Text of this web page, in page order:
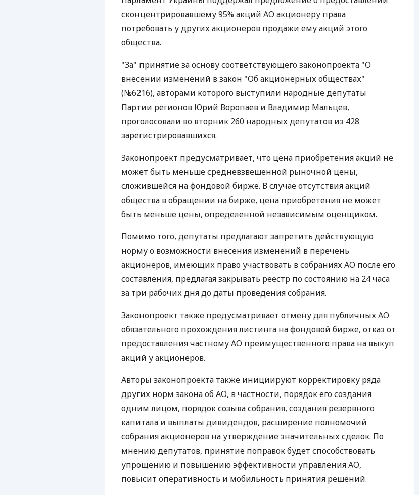
ЕЖЕМЕСЯЧНЫЙ ОБЗОР
КЕШБЭКА
сконцентрировавшему 95% акций АО акционеру права
потребовать у других акционеров продажи ему акций этого
общества.
"За" принятие за основу соответствующего законопроекта "О
внесении изменений в закон "Об акционерных обществах"
(№6216), авторами которого выступили народные депутаты
Партии регионов Юрий Воропаев и Владимир Мальцев,
проголосовали во вторник 260 народных депутатов из 428
зарегистрировавшихся.
Законопроект предусматривает, что цена приобретения акций не
может быть меньше средневзвешенной рыночной цены,
сложившейся на фондовой бирже. В случае отсутствия акций
общества в обращении на бирже, цена приобретения не может
быть меньше цены, определенной независимым оценщиком.
Помимо того, депутаты предлагают запретить действующую
норму о возможности внесения изменений в перечень
акционеров, имеющих право участвовать в собраниях АО после его
составления, предлагая закрывать реестр по состоянию на 24 часа
за три рабочих дня до даты проведения собрания.
Законопроект также предусматривает отмену для публичных АО
обязательного прохождения листинга на фондовой бирже, отказ от
предоставления частному АО преимущественного права на выкуп
акций у акционеров.
Авторы законопроекта также инициируют корректировку ряда
других норм закона об АО, в частности, порядок его создания
одним лицом, порядок созыва собрания, создания резервного
капитала и выплаты дивидендов, расширение полномочий
собрания акционеров на утверждение значительных сделок. По
мнению депутатов, принятие поправок будет способствовать
упрощению и повышению эффективности управления АО,
повысит оперативность и мобильность принятия решений.